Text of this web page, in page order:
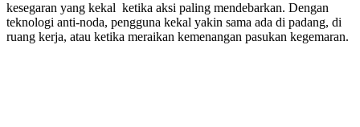
kesegaran yang kekal ketika aksi paling mendebarkan. Dengan
teknologi anti-noda, pengguna kekal yakin sama ada di padang, di
ruang kerja, atau ketika meraikan kemenangan pasukan kegemaran.